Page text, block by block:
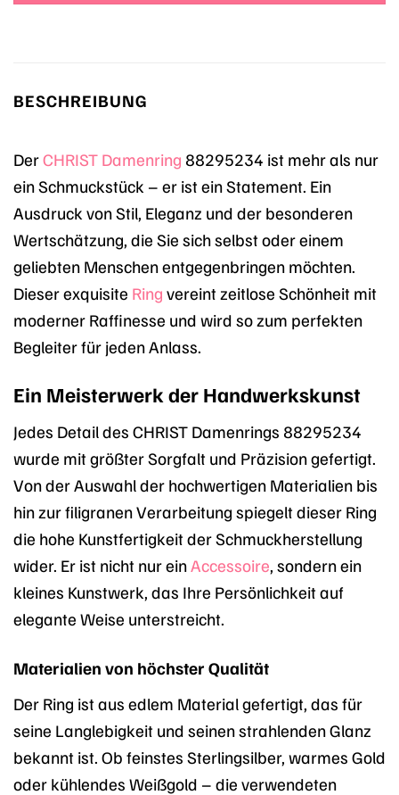
BESCHREIBUNG
DerCHRIST Damenring 88295234 ist mehr als nur
ein Schmuckstück – er ist ein Statement. Ein
Ausdruck von Stil, Eleganz und der besonderen
Wertschätzung, die Sie sich selbst oder einem
geliebten Menschen entgegenbringen möchten.
Dieser exquisite Ring vereint zeitlose Schönheit mit
moderner Raffinesse und wird so zum perfekten
Begleiter für jeden Anlass.
Ein Meisterwerk der Handwerkskunst
Jedes Detail des CHRIST Damenrings 88295234
wurde mit größter Sorgfalt und Präzision gefertigt.
Von der Auswahl der hochwertigen Materialien bis
hin zur filigranen Verarbeitung spiegelt dieser Ring
die hohe Kunstfertigkeit der Schmuckherstellung
wider. Er ist nicht nur einAccessoire, sondern ein
kleines Kunstwerk, das Ihre Persönlichkeit auf
elegante Weise unterstreicht.
Materialien von höchster Qualität
Der Ring ist aus edlem Material gefertigt, das für
seine Langlebigkeit und seinen strahlenden Glanz
bekannt ist. Ob feinstes Sterlingsilber, warmes Gold
oder kühlendes Weißgold – die verwendeten